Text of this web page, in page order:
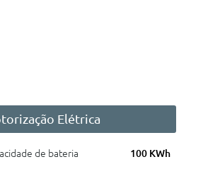
Elétrica
de bateria
100 KWh